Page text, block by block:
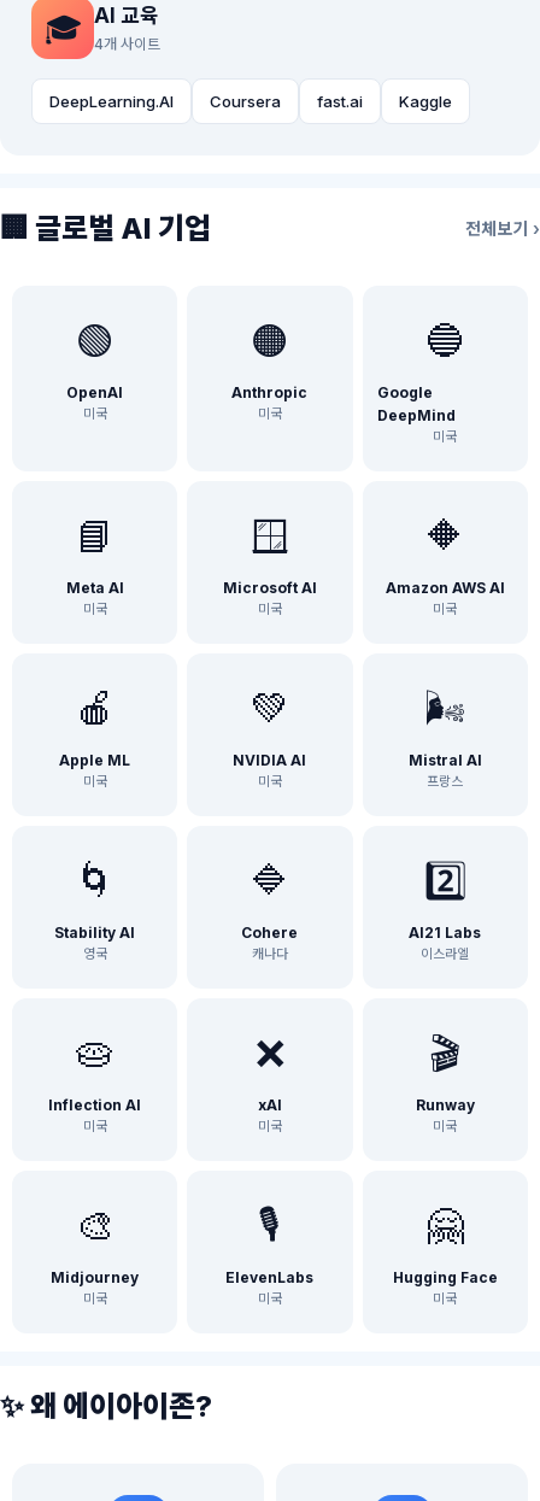
🎓 AI 교육
4개 사이트
DeepLearning.AI Coursera fast.ai Kaggle
🏢 글로벌 AI 기업 전체보기 ›
🟢
OpenAI
미국
🟠
Anthropic
미국
🔵
Google
DeepMind
미국
📘
Meta AI
미국
🪟
Microsoft AI
미국
🔶
Amazon AWS AI
미국
🍎
Apple ML
미국
💚
NVIDIA AI
미국
🌬️
Mistral AI
프랑스
🌀
Stability AI
영국
🔷
Cohere
캐나다
2️⃣
AI21 Labs
이스라엘
🥧
Inflection AI
미국
❌
xAI
미국
🎬
Runway
미국
🎨
Midjourney
미국
🎙️
ElevenLabs
미국
🤗
Hugging Face
미국
✨ 왜 에이아이존?